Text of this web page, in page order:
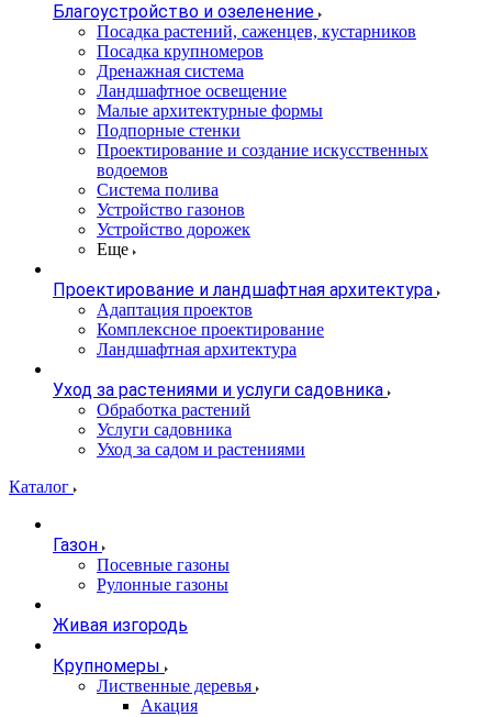
Благоустройство и озеленение
Посадка растений, саженцев, кустарников
Посадка крупномеров
Дренажная система
Ландшафтное освещение
Малые архитектурные формы
Подпорные стенки
Проектирование и создание искусственных
водоемов
Система полива
Устройство газонов
Устройство дорожек
Еще
Проектирование и ландшафтная архитектура
Адаптация проектов
Комплексное проектирование
Ландшафтная архитектура
Уход за растениями и услуги садовника
Обработка растений
Услуги садовника
Уход за садом и растениями
Каталог
Газон
Посевные газоны
Рулонные газоны
Живая изгородь
Крупномеры
Лиственные деревья
Акация